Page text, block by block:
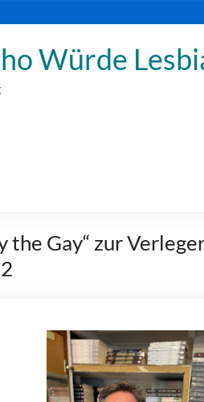
Würde
the Gay“ zur